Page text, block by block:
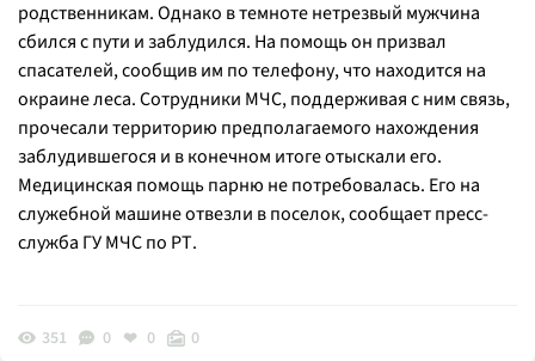
родственникам. Однако в темноте нетрезвый мужчина
сбился с пути и заблудился. На помощь он призвал
спасателей, сообщив им по телефону, что находится на
окраине леса. Сотрудники МЧС, поддерживая с ним связь,
прочесали территорию предполагаемого нахождения
заблудившегося и в конечном итоге отыскали его.
Медицинская помощь парню не потребовалась. Его на
служебной машине отвезли в поселок, сообщает пресс-
служба ГУ МЧС по РТ.
351 0 0 0